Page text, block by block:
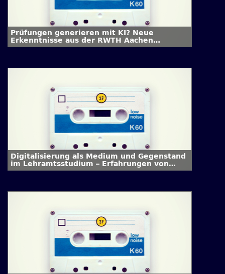
Prüfungen generieren mit KI? Neue
Erkenntnisse aus der RWTH Aachen
University
Digitalisierung als Medium und Gegenstand
im Lehramtsstudium – Erfahrungen von
Studierenden